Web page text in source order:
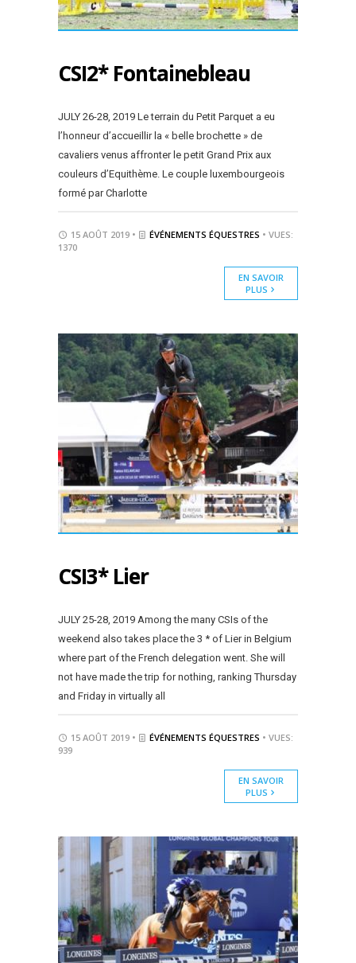
CSI2* Fontainebleau
JULY 26-28, 2019 Le terrain du Petit Parquet a eu
l’honneur d’accueillir la « belle brochette » de
cavaliers venus affronter le petit Grand Prix aux
couleurs d’Equithème. Le couple luxembourgeois
formé par Charlotte
15 AOÛT 2019 • ÉVÉNEMENTS ÉQUESTRES • VUES:
1370
EN SAVOIR
PLUS
CSI3* Lier
JULY 25-28, 2019 Among the many CSIs of the
weekend also takes place the 3 * of Lier in Belgium
where part of the French delegation went. She will
not have made the trip for nothing, ranking Thursday
and Friday in virtually all
15 AOÛT 2019 • ÉVÉNEMENTS ÉQUESTRES • VUES:
939
EN SAVOIR
PLUS